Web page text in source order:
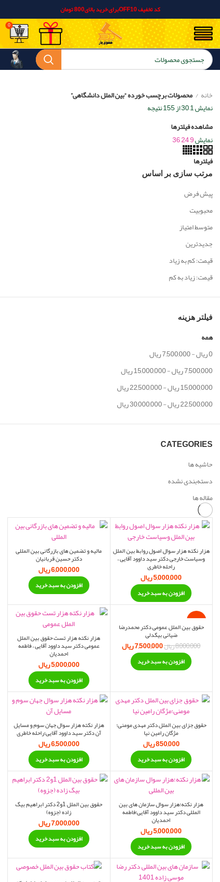
کد تخفیف OFF10برای خرید بالای800 تومان
0
خانه
محصولات برچسب خورده “بین الملل دانشگاهی”
نمایش 1–30 از 155 نتیجه
مشاهده فیلترها
نمایش9
24
36
فیلترها
مرتب سازی بر اساس
پیش فرض
محبوبیت
متوسط امتیاز
جدیدترین
قیمت: کم به زیاد
قیمت: زیاد به کم
فیلتر هزینه
همه
0ریال-
7,500,000ریال
7,500,000ریال-
15,000,000ریال
15,000,000ریال-
22,500,000ریال
22,500,000ریال-
30,000,000ریال
CATEGORIES
حاشیه ها
دسته‌بندی نشده
مقاله ها
هزار نکته هزار سوال اصول روابط بین الملل
وسیاست خارجی دکتر سید داوود آقایی ،
راحله خاطری
5,000,000ریال
افزودن به سبد خرید
مالیه و تضمین های بازرگانی بین المللی
دکتر حسین قربانیان
6,000,000ریال
افزودن به سبد خرید
-6%
حقوق بین الملل عمومی دکتر محمدرضا
ضیائی بیگدلی
8,000,000ریال قیمت اصلی:
8,000,000 ریال
بود.
7,500,000ریال قیمت فعلی:
افزودن به سبد خرید
هزار نکته هزار تست حقوق بین الملل
عمومی دکتر سید داوود آقایی ، فاطمه
احمدیان
5,000,000ریال
افزودن به سبد خرید
حقوق جزای بین الملل دکتر مهدی مومنی؛
مژگان رامین نیا
850,000ریال
افزودن به سبد خرید
هزار نکته هزار سوال جهان سوم و مسایل
آن دکتر سید داوود آقایی؛راحله خاطری
6,500,000ریال
افزودن به سبد خرید
هزار نکته؛هزار سوال سازمان های بین
المللی دکتر سید داوود آقایی؛فاطمه
احمدیان
5,000,000ریال
افزودن به سبد خرید
حقوق بین الملل 1و2 دکتر ابراهیم بیگ
زاده (جزوه)
7,000,000ریال
افزودن به سبد خرید